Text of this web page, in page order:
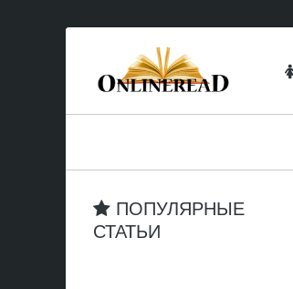
ПОПУЛЯРНЫЕ
СТАТЬИ